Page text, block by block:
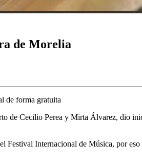
de Morelia
de forma gratuita
de Cecilio Perea y Mirta Álvarez, dio
Festival Internacional de Música, por